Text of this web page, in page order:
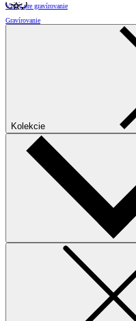
Vzory pre gravírovanie
Gravírovanie
Kolekcie